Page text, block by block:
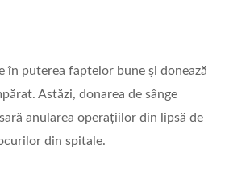
în puterea faptelor bune și donează
Astăzi, donarea de sânge
anularea operațiilor din lipsă de
din spitale.